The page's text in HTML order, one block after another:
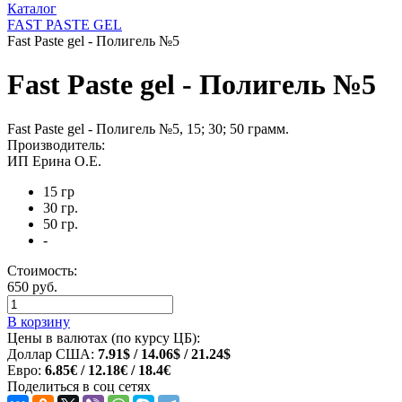
Каталог
FAST PASTE GEL
Fast Paste gel - Полигель №5
Fast Paste gel - Полигель №5
Fast Paste gel - Полигель №5, 15; 30; 50 грамм.
Производитель:
ИП Ерина О.Е.
15 гр
30 гр.
50 гр.
-
Стоимость:
650 руб.
В корзину
Цены в валютах (по курсу ЦБ):
Доллар США: 7.91$ / 14.06$ / 21.24$
Евро: 6.85€ / 12.18€ / 18.4€
Поделиться в соц сетях